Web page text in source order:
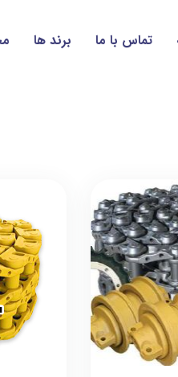
تماس با ما برند ها